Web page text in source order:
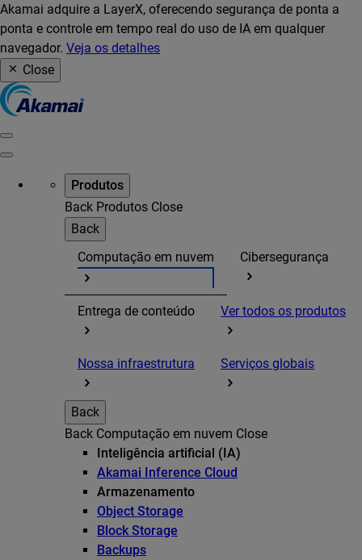
Akamai adquire a LayerX, oferecendo segurança de ponta a
ponta e controle em tempo real do uso de IA em qualquer
navegador. Veja os detalhes
Close
Produtos
Back Produtos Close
Back
Computação em nuvem
Cibersegurança
Entrega de conteúdo Ver todos os produtos
Nossa infraestrutura Serviços globais
Back
Back Computação em nuvem Close
Inteligência artificial (IA)
Akamai Inference Cloud
Armazenamento
Object Storage
Block Storage
Backups